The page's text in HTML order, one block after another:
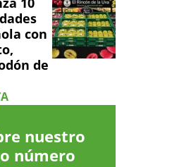
con
de
nuestro
número